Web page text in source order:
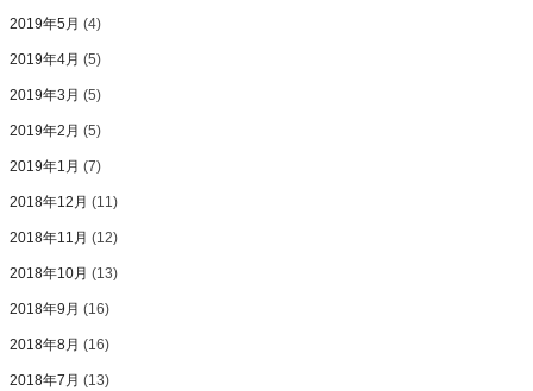
2019年5月 (4)
2019年4月 (5)
2019年3月 (5)
2019年2月 (5)
2019年1月 (7)
2018年12月 (11)
2018年11月 (12)
2018年10月 (13)
2018年9月 (16)
2018年8月 (16)
2018年7月 (13)